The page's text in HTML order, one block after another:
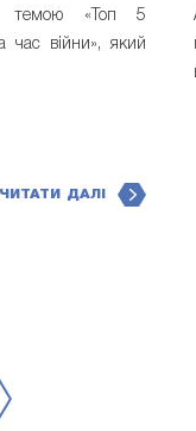
темою «Топ 5
час вiйни», який
ЧИТАТИ ДАЛІ